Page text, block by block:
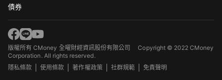
債券
版權所有 CMoney 全曜財經資訊股份有限公司Copyright © 2022 CMoney
Corporation. All rights reserved.
隱私條款
使用條款 著作權政策 社群規範 免責聲明